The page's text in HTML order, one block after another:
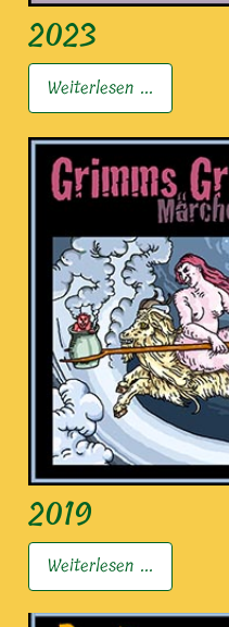
2023
Weiterlesen ...
2019
Weiterlesen ...